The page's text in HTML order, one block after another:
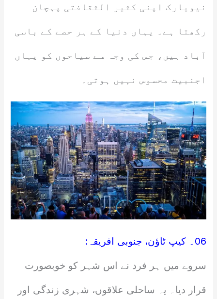
نیویارک اپنی کثیر الثقافتی پہچان
رکھتا ہے۔ یہاں دنیا کے ہر حصے کے باسی
آباد ہیں، جس کی وجہ سے سیاحوں کو یہاں
اجنبیت محسوس نہیں ہوتی۔
06۔ کیپ ٹاؤن، جنوبی افریقہ:
سروے میں ہر فرد نے اس شہر کو خوبصورت
قرار دیا۔ یہ ساحلی علاقوں، شہری زندگی اور